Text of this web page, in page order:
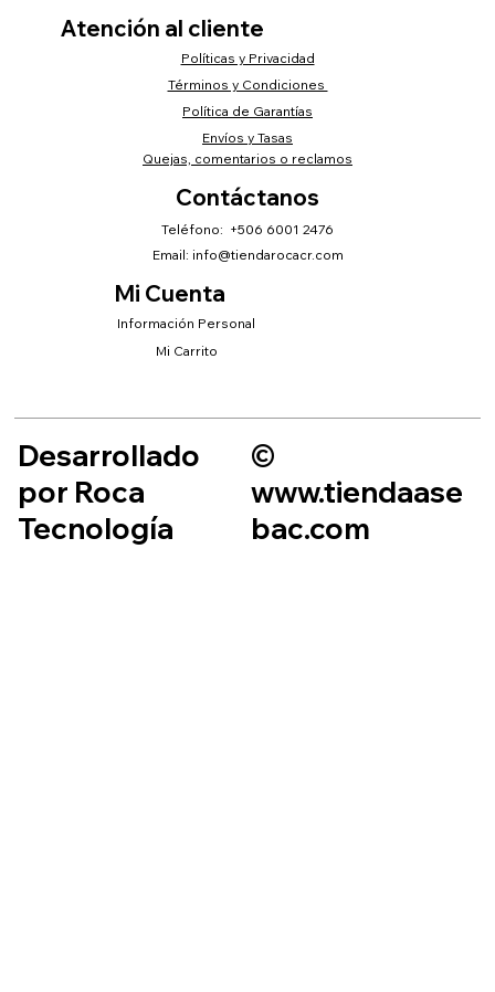
Atención al cliente
Políticas y Privacidad
Términos y Condiciones
Envíos y Tasas
Política de Garantías
Quejas, comentarios o reclamos
Mi Cuenta
Información Personal
Mi Carrito
Contáctanos
Teléfono: +506 6001 2476
Email: info@tiendarocacr.com
Desarrollado
por Roca
Tecnología
©
www.tiendaase
bac.com